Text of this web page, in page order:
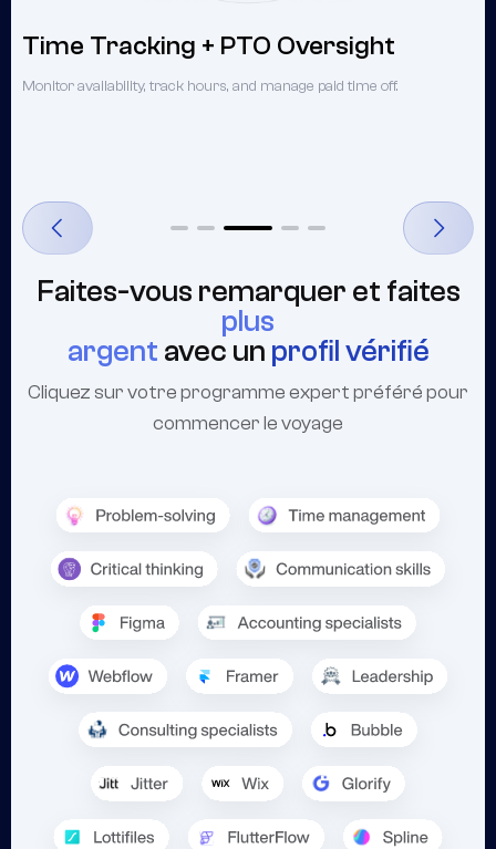
Time Tracking + PTO Oversight
Monitor availability, track hours, and manage paid time off.
Faites-vous remarquer et faites
plus
argent avec un profil vérifié
Cliquez sur votre programme expert préféré pour
commencer le voyage